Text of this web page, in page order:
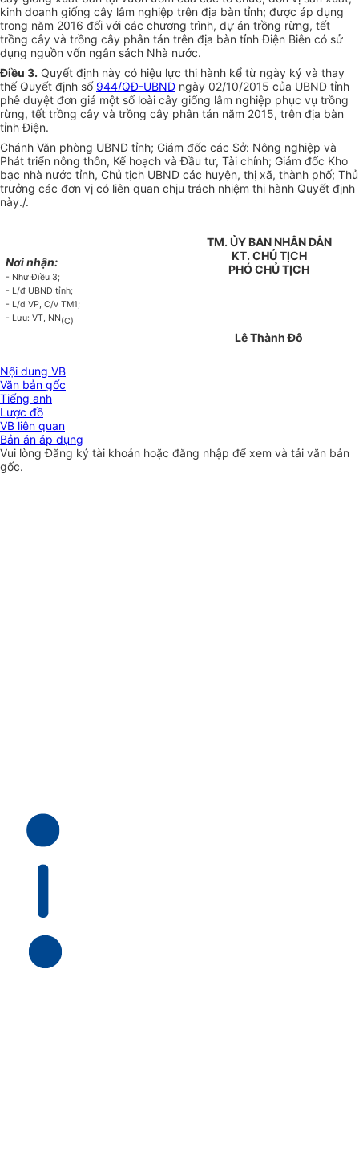
kinh doanh giống cây lâm nghiệp trên địa bàn tỉnh; được áp dụng
trong năm 2016 đối với các chương trình, dự án trồng rừng, tết
trồng cây và trồng cây phân tán trên địa bàn tỉnh Điện Biên có sử
dụng nguồn vốn ngân sách Nhà nước.
Điều 3. Quyết định này có hiệu lực thi hành kể từ ngày ký và thay
thế Quyết định số 944/QĐ-UBND ngày 02/10/2015 của UBND tỉnh
phê duyệt đơn giá một số loài cây giống lâm nghiệp phục vụ trồng
rừng, tết trồng cây và trồng cây phân tán năm 2015, trên địa bàn
tỉnh Điện.
Chánh Văn phòng UBND tỉnh; Giám đốc các Sở: Nông nghiệp và
Phát triển nông thôn, Kế hoạch và Đầu tư, Tài chính; Giám đốc Kho
bạc nhà nước tỉnh, Chủ tịch UBND các huyện, thị xã, thành phố; Thủ
trưởng các đơn vị có liên quan chịu trách nhiệm thi hành Quyết định
này./.
Nơi nhận:
- Như Điều 3;
- L/đ UBND tỉnh;
- L/đ VP, C/v TM1;
- Lưu: VT, NN(C)
TM. ỦY BAN NHÂN DÂN
KT. CHỦ TỊCH
PHÓ CHỦ TỊCH
Lê Thành Đô
Nội dung VB
Văn bản gốc
Tiếng anh
Lược đồ
VB liên quan
Bản án áp dụng
Vui lòngĐăng ký tài khoản hoặc đăng nhập để xem và tải văn bản
gốc.